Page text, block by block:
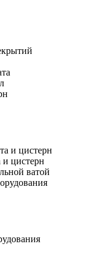
и цистерн
и цистерн
ватой